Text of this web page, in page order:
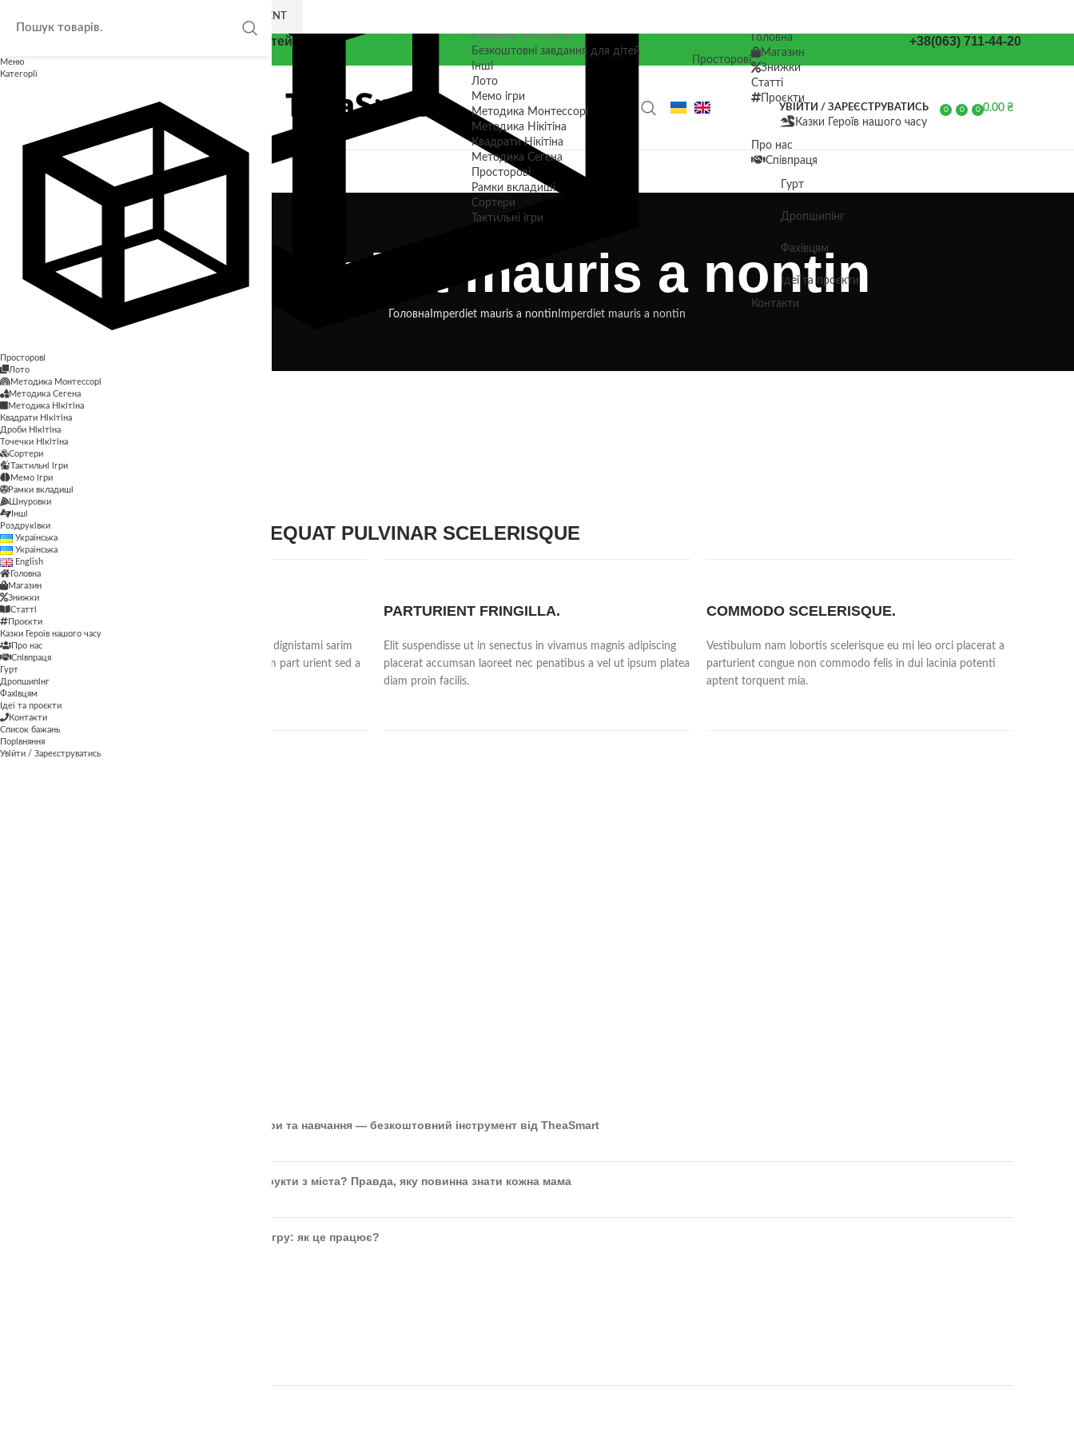
SKIP TO MAIN CONTENT
Thea Smart - Експерт у розвитку дітей +38(063) 711-44-20
Виберіть категорію
Безкоштовні завдання для дітей
Інші
Лото
Мемо ігри
Методика Монтессорі
Методика Нікітіна
Квадрати Нікітіна
Методика Сегена
Просторові
Рамки вкладиші
Сортери
Тактильні ігри
УВІЙТИ / ЗАРЕЄСТРУВАТИСЬ 0 0
0 0.00 ₴
Просторові
Лото
Методика Монтессорі
Методика Сегена
Роздруківки
Головна
Магазин
Знижки
Статті
Проєкти
Казки Героїв нашого часу
Про нас
Співпраця
Гурт
Дропшипінг
Фахівцям
Ідеї та проєкти
Контакти
Imperdiet mauris a nontin
Головна Imperdiet mauris a nontin Imperdiet mauris a nontin
ULLAMCORPER CONSEQUAT PULVINAR SCELERISQUE
Ut a parturient ad vestibulum lectus varius dignistami sarim
fusce mi pos uere ante vivamus vesti bulum part urient sed a
PARTURIENT FRINGILLA.
Elit suspendisse ut in senectus in vivamus magnis adipiscing
placerat accumsan laoreet nec penatibus a vel ut ipsum platea
diam proin facilis.
COMMODO SCELERISQUE.
Vestibulum nam lobortis scelerisque eu mi leo orci placerat a
parturient congue non commodo felis in dui lacinia potenti
aptent torquent mia.
🎲 Онлайн-кубики для гри та навчання — безкоштовний інструмент від TheaSmart
Чи безпечні ягоди та фрукти з міста? Правда, яку повинна знати кожна мама
Розвиток дитини через гру: як це працює?
Меню
Категорії
Просторові
Лото
Методика Монтессорі
Методика Сегена
Методика Нікітіна
Квадрати Нікітіна
Дроби Нікітіна
Точечки Нікітіна
Сортери
Тактильні ігри
Мемо ігри
Рамки вкладиші
Шнуровки
Інші
Роздруківки
Українська
Українська
English
Головна
Магазин
Знижки
Статті
Проєкти
Казки Героїв нашого часу
Про нас
Співпраця
Гурт
Дропшипінг
Фахівцям
Ідеї та проєкти
Контакти
Список бажань
Порівняння
Увійти / Зареєструватись